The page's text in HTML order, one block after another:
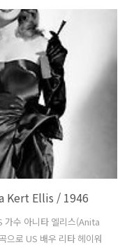
Kert Ellis / 1946
수 아니타 엘리스(Anita
로 US 배우 리타 헤이워